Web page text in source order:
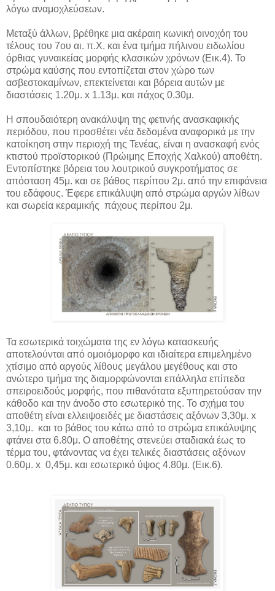
λόγω αναμοχλεύσεων.
Μεταξύ άλλων, βρέθηκε μια ακέραιη κωνική οινοχόη του
τέλους του 7ου αι. π.Χ. και ένα τμήμα πήλινου ειδωλίου
όρθιας γυναικείας μορφής κλασικών χρόνων (Εικ.4). Το
στρώμα καύσης που εντοπίζεται στον χώρο των
ασβεστοκαμίνων, επεκτείνεται και βόρεια αυτών με
διαστάσεις 1.20μ. x 1.13μ. και πάχος 0.30μ.
Η σπουδαιότερη ανακάλυψη της φετινής ανασκαφικής
περιόδου, που προσθέτει νέα δεδομένα αναφορικά με την
κατοίκηση στην περιοχή της Τενέας, είναι η ανασκαφή ενός
κτιστού προϊστορικού (Πρώιμης Εποχής Χαλκού) αποθέτη.
Εντοπίστηκε βόρεια του λουτρικού συγκροτήματος σε
απόσταση 45μ. και σε βάθος περίπου 2μ. από την επιφάνεια
του εδάφους. Έφερε επικάλυψη από στρώμα αργών λίθων
και σωρεία κεραμικής πάχους περίπου 2μ.
Τα εσωτερικά τοιχώματα της εν λόγω κατασκευής
αποτελούνται από ομοιόμορφο και ιδιαίτερα επιμελημένο
χτίσιμο από αργούς λίθους μεγάλου μεγέθους και στο
ανώτερο τμήμα της διαμορφώνονται επάλληλα επίπεδα
σπειροειδούς μορφής, που πιθανότατα εξυπηρετούσαν την
κάθοδο και την άνοδο στο εσωτερικό της. Το σχήμα του
αποθέτη είναι ελλειψοειδές με διαστάσεις αξόνων 3,30μ. x
3,10μ. και το βάθος του κάτω από το στρώμα επικάλυψης
φτάνει στα 6.80μ. Ο αποθέτης στενεύει σταδιακά έως το
τέρμα του, φτάνοντας να έχει τελικές διαστάσεις αξόνων
0.60μ. x 0,45μ. και εσωτερικό ύψος 4.80μ. (Εικ.6).